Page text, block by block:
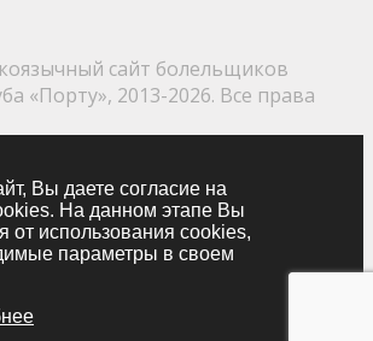
сайт болельщиков
«Порту», 2013-2026. Все права
Вы даете согласие на
На данном этапе Вы
от использования cookies,
параметры в своем